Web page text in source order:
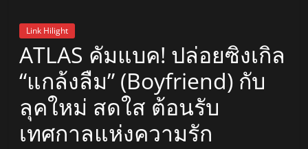
FM
ลพบุรี
Link Hilight
ATLAS คัมแบค! ปล่อยซิงเกิล
“แกล้งลืม” (Boyfriend) กับ
ลุคใหม่ สดใส ต้อนรับ
เทศกาลแห่งความรัก